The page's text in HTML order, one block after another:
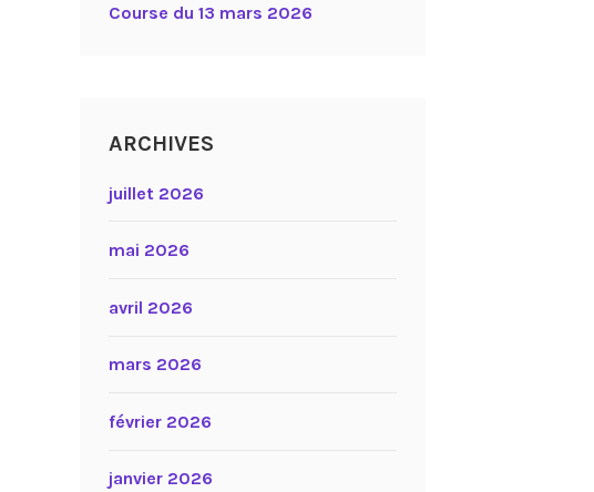
Course du 13 mars 2026
ARCHIVES
juillet 2026
mai 2026
avril 2026
mars 2026
février 2026
janvier 2026